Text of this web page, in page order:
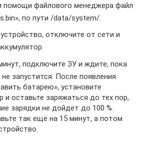
помощи файлового менеджера файл
по пути /data/system/.
отключите от сети и
подключите ЗУ и ждите, пока
запустится. После появления
батарею», установите
и оставьте заряжаться до тех пор,
зарядки не дойдет до 100 %.
так ещё на 15 минут, а потом